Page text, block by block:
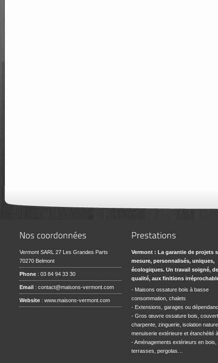
Vermont SARL 27 Les Grandes Parts
70270 Belmont
Phone : 03 84 94 33 30
Email : contact@maisons-vermont.com
Website : www.maisons-vermont.com
Vermont : La garantie de projets
mesure, personnalisés, uniques,
écologiques. Un travail soigné, de
qualité, aux finitions
- Maisons ossature bois à basse
consommation, chalets
- Extensions, garages ou
- Gros œuvre ossature bois,
charpente, zinguerie, isolation
menuiserie extérieure et étanchéité à
- Aménagements extérieurs en bois,
terrasses, pergolas…